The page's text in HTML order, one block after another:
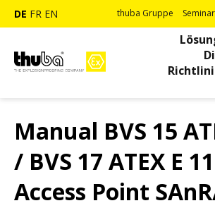
DE FR EN thuba Gruppe
Manual BVS 15
/ BVS 17 ATEX E
Access Point